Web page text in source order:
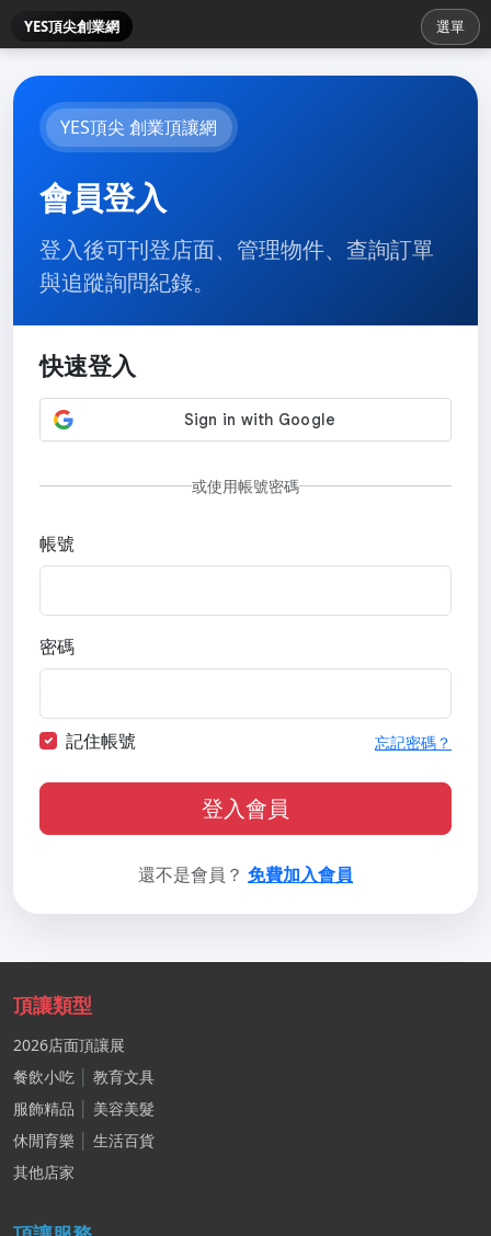
YES頂尖創業網 選單
YES頂尖 創業頂讓網
會員登入
登入後可刊登店面、管理物件、查詢訂單
與追蹤詢問紀錄。
快速登入
或使用帳號密碼
帳號
密碼
記住帳號 忘記密碼？
登入會員
還不是會員？ 免費加入會員
頂讓類型
2026店面頂讓展
餐飲小吃
教育文具
服飾精品
美容美髮
休閒育樂
生活百貨
其他店家